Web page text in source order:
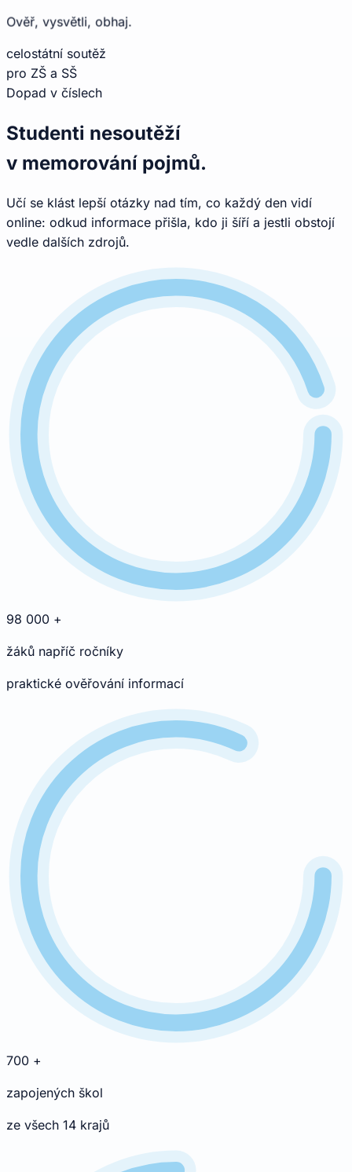
Ověř, vysvětli, obhaj.
celostátní soutěž
pro ZŠ a SŠ
Dopad v číslech
Studenti nesoutěží
v memorování pojmů.
Učí se klást lepší otázky nad tím, co každý den vidí
online: odkud informace přišla, kdo ji šíří a jestli obstojí
vedle dalších zdrojů.
98 000 +
žáků napříč ročníky
praktické ověřování informací
700 +
zapojených škol
ze všech 14 krajů